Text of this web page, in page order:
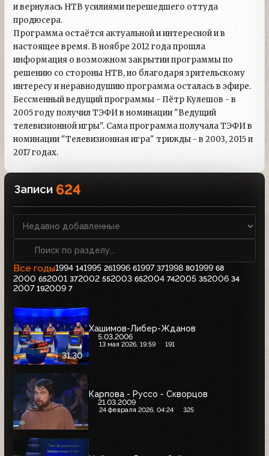
и вернулась НТВ усилиями перешедшего оттуда
продюсера.
Программа остаётся актуальной и интересной и в
настоящее время. В ноябре 2012 года прошла
информация о возможном закрытии программы по
решению со стороны НТВ, но благодаря зрительскому
интересу и неравнодушию программа осталась в эфире.
Бессменный ведущий программы - Пётр Кулешов - в
2005 году получил ТЭФИ в номинации "Ведущий
телевизионной игры". Сама программа получала ТЭФИ в
номинации "Телевизионная игра" трижды - в 2003, 2015 и
2017 годах.
Записи 624
Все годы1994 141995 261996 61997 371998 801999 68
2000 652001 372002 552003 652004 742005 352006 34
2007 192009 7
31:30
Хашимов-Либер-Жданов
5.03.2006
13 мая 2026, 19:59 191
Карпова - Руссо - Скворцов
21.03.2009
24 февраля 2026, 04:24 325